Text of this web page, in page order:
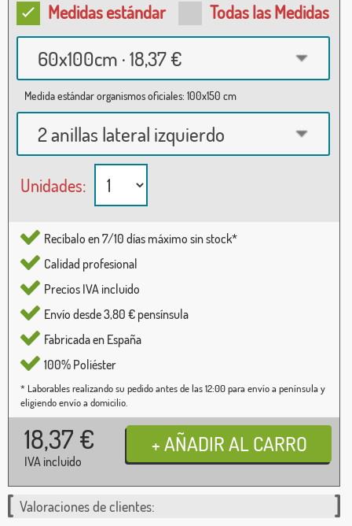
Medidas estándar Todas las Medidas
60x100cm · 18,37 €
Medida estándar organismos oficiales: 100x150 cm
2 anillas lateral izquierdo
Unidades:
Recíbalo en 7/10 días máximo sin stock*
Calidad profesional
Precios IVA incluido
Envío desde 3,80 € pensínsula
Fabricada en España
100% Poliéster
* Laborables realizando su pedido antes de las 12:00 para envío a península y
eligiendo envío a domicilio.
18,37 €
IVA incluido
Valoraciones de clientes: